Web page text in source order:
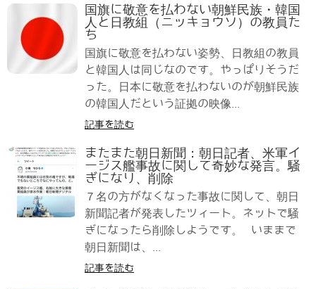
国旗に敬意を払わない朝鮮民族・韓国
人と日教組（ニッキョウソ）の教員た
ち
国旗に敬意を払わない姿勢、日教組の教員
と韓国人は同じなのです。やっぱりそうだ
った。日本に敬意を払わないのが朝鮮民族
の韓国人だという証拠の映像...
記事を読む
またまた朝日新聞：朝日記者、米軍イ
ージス艦事故に関して奇妙な発言。騒
ぎになり、削除
７名の方がなくなった事故に関して、朝日
新聞記者が発表したツィート。ネットで騒
ぎになったら削除しようです。 いままで
朝日新聞は、...
記事を読む